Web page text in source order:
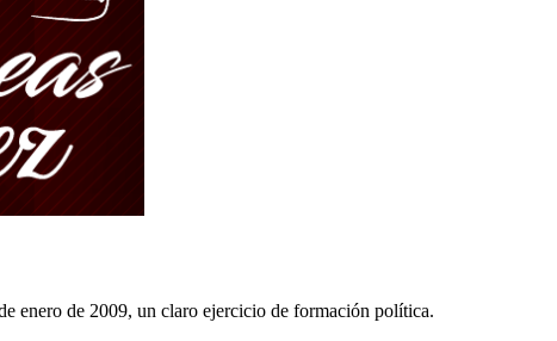
enero de 2009, un claro ejercicio de formación política.